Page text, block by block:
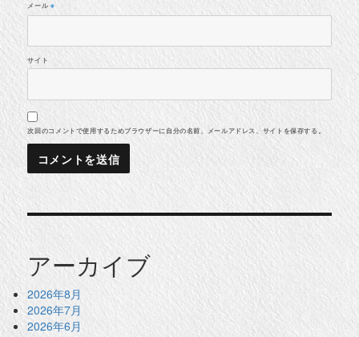
メール ※
サイト
次回のコメントで使用するためブラウザーに自分の名前、メールアドレス、サイトを保存する。
アーカイブ
2026年8月
2026年7月
2026年6月